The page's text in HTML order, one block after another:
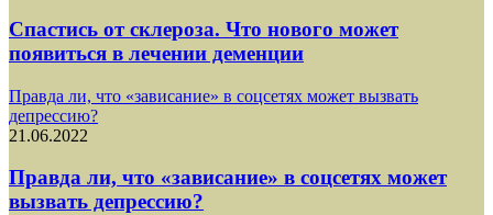
Спастись от склероза. Что нового может
появиться в лечении деменции
Правда ли, что «зависание» в соцсетях может вызвать
депрессию?
21.06.2022
Правда ли, что «зависание» в соцсетях может
вызвать депрессию?